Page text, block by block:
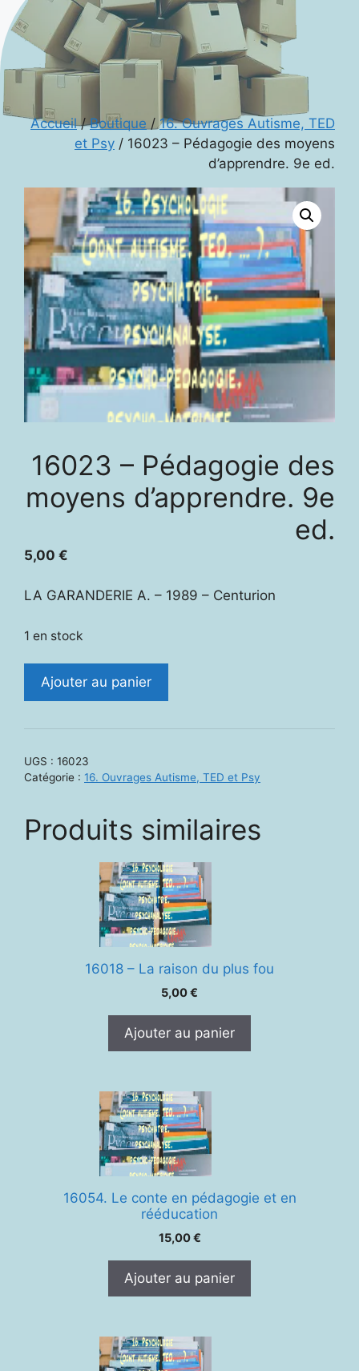
Accueil/Boutique /16. Ouvrages Autisme, TED
et Psy / 16023 – Pédagogie des moyens
d’apprendre. 9e ed.
16023 – Pédagogie des
moyens d’apprendre. 9e
ed.
5,00 €
LA GARANDERIE A. – 1989 – Centurion
1 en stock
quantité
des
9e
Ajouter au panier
UGS : 16023
Catégorie : 16. Ouvrages Autisme, TED et Psy
Produits similaires
16018 – La raison du plus fou
5,00€
Ajouter au panier
16054. Le conte en pédagogie et en
rééducation
15,00€
Ajouter au panier